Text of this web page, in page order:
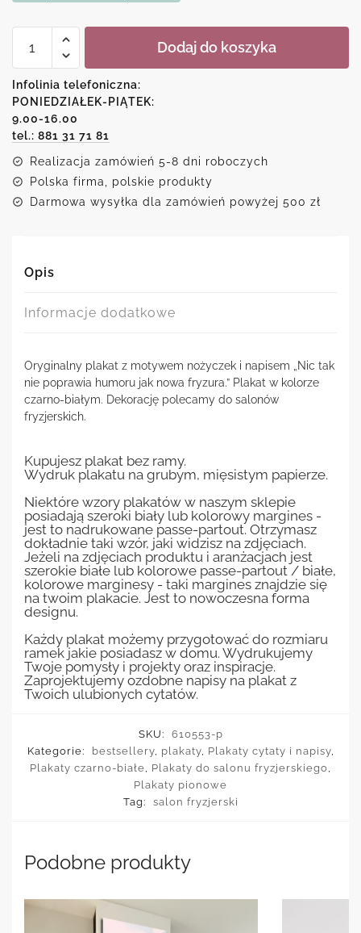
ilość
Plakat
nożyczek
i
napisem
Dodaj do koszyka
Infolinia telefoniczna:
PONIEDZIAŁEK-PIĄTEK:
9.00-16.00
tel.: 881 31 71 81
Realizacja zamówień 5-8 dni roboczych
Polska firma, polskie produkty
Darmowa wysyłka dla zamówień powyżej 500 zł
Opis
Informacje dodatkowe
Oryginalny plakat z motywem nożyczek i napisem „Nic tak
nie poprawia humoru jak nowa fryzura.” Plakat w kolorze
czarno-białym. Dekorację polecamy do salonów
fryzjerskich.
Kupujesz plakat bez ramy.
Wydruk plakatu na grubym, mięsistym papierze.
Niektóre wzory plakatów w naszym sklepie
posiadają szeroki biały lub kolorowy margines -
jest to nadrukowane passe-partout. Otrzymasz
dokładnie taki wzór, jaki widzisz na zdjęciach.
Jeżeli na zdjęciach produktu i aranżacjach jest
szerokie białe lub kolorowe passe-partout / białe,
kolorowe marginesy - taki margines znajdzie się
na twoim plakacie. Jest to nowoczesna forma
designu.
Każdy plakat możemy przygotować do rozmiaru
ramek jakie posiadasz w domu. Wydrukujemy
Twoje pomysły i projekty oraz inspiracje.
Zaprojektujemy ozdobne napisy na plakat z
Twoich ulubionych cytatów.
SKU:
610553-p
Kategorie:
bestsellery, plakaty, Plakaty cytaty i napisy,
Plakaty czarno-białe
Plakaty do salonu fryzjerskiego
Plakaty pionowe
Tag:
salon fryzjerski
Podobne produkty